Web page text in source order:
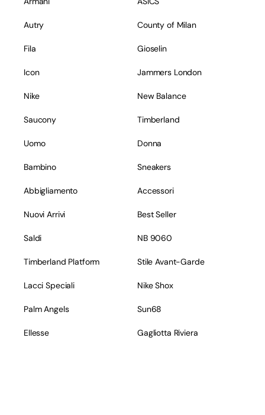
Autry County of Milan
Fila Gioselin
Icon Jammers London
Nike New Balance
Saucony Timberland
Uomo Donna
Bambino Sneakers
Abbigliamento Accessori
Nuovi Arrivi Best Seller
Saldi NB 9060
Timberland Platform Stile Avant-Garde
Lacci Speciali Nike Shox
Palm Angels Sun68
Ellesse Gagliotta Riviera